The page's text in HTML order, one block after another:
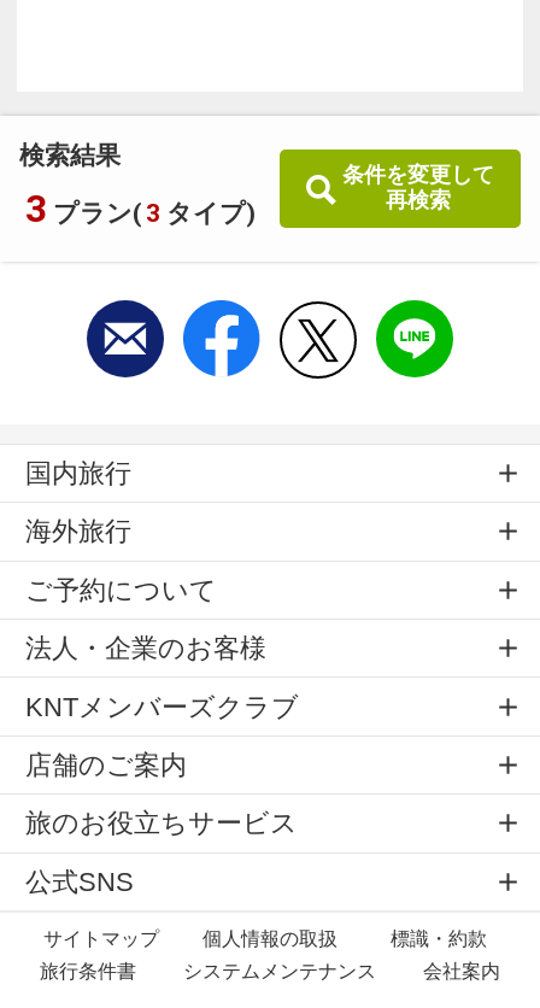
検索結果
3 プラン( 3 タイプ)
条件を変更して
再検索
国内旅行
海外旅行
ご予約について
法人・企業のお客様
KNTメンバーズクラブ
店舗のご案内
旅のお役立ちサービス
公式SNS
サイトマップ 個人情報の取扱
標識・約款
旅行条件書
システムメンテナンス 会社案内